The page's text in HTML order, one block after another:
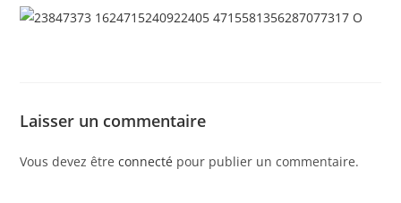
Laisser un commentaire
Vous devez êtreconnecté pour publier un commentaire.